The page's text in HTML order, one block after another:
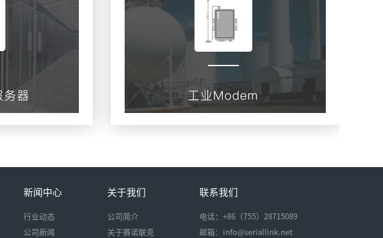
查看更多
新闻中心
行业动态
公司新闻
关于我们
公司简介
关于赛诺联克
联系我们
电话：+86（755）28715089
邮箱：info@seriallink.net